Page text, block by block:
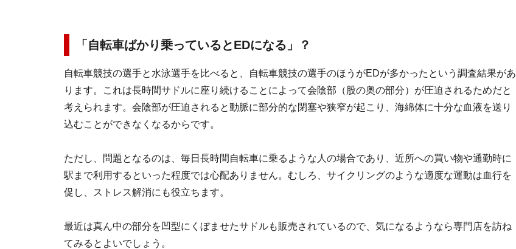
「自転車ばかり乗っているとEDになる」？
自転車競技の選手と水泳選手を比べると、自転車競技の選手のほうがEDが多かったという調査結果があ
ります。これは長時間サドルに座り続けることによって会陰部（股の奥の部分）が圧迫されるためだと
考えられます。会陰部が圧迫されると動脈に部分的な閉塞や狭窄が起こり、海綿体に十分な血液を送り
込むことができなくなるからです。
ただし、問題となるのは、毎日長時間自転車に乗るような人の場合であり、近所への買い物や通勤時に
駅まで利用するといった程度では心配ありません。むしろ、サイクリングのような適度な運動は血行を
促し、ストレス解消にも役立ちます。
最近は真ん中の部分を凹型にくぼませたサドルも販売されているので、気になるようなら専門店を訪ね
てみるとよいでしょう。